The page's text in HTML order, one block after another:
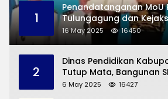
1
Penandatanganan MoU
Tulungagung dan
Permasalahan Hukum
16 May 2025 16450
2
Dinas Pendidikan
Tutup Mata, Bangunan
Dermorejo Bangun Pakai
6 May 2025 16427